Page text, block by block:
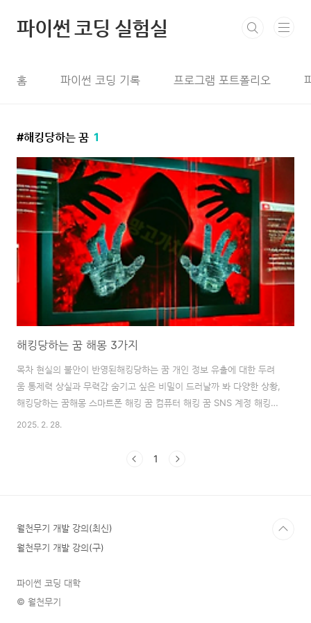
파이썬 코딩 실험실
홈 파이썬 코딩 기록 프로그램 포트폴리오
해킹당하는 꿈 1
해킹당하는 꿈 해몽 3가지
목차 현실의 불안이 반영된해킹당하는 꿈 개인 정보 유출에 대한 두려
움 통제력 상실과 무력감 숨기고 싶은 비밀이 드러날까 봐 다양한 상황,
해킹당하는 꿈해몽 스마트폰 해킹 꿈 컴퓨터 해킹 꿈 SNS 계정 해킹
꿈 꿈을 넘어, 현실의 문제 해결하기 보안 강화 스트레스 관리 전문가
실, 사생활 침해에 대한 두려움을 반영하는 심리적 메시지입니다. 이 글
개인 ..
2025. 2. 28.
1
월천무기 개발 강의(최신)
월천무기 개발 강의(구)
파이썬 코딩 대학
© 월천무기